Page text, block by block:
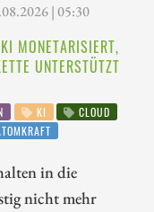
| 05:30
MONETARISIERT,
UNTERSTÜTZT
KI
CLOUD
in die
nicht mehr